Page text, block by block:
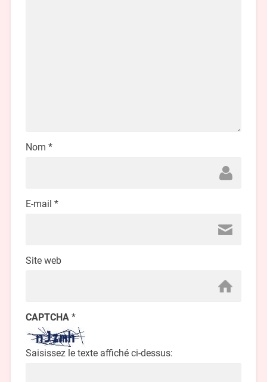
Nom *
E-mail *
Site web
CAPTCHA *
Saisissez le texte affiché ci-dessus: